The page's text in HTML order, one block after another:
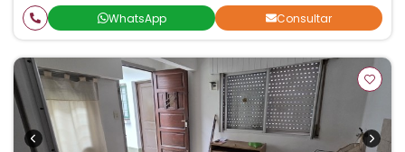
WhatsApp Consultar